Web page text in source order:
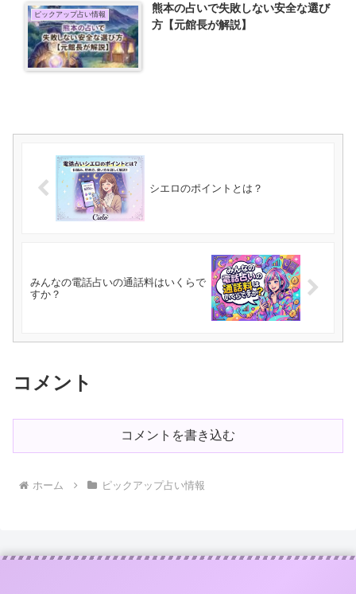
ピックアップ占い情報
熊本の占いで失敗しない安全な選び
方【元館長が解説】
シエロのポイントとは？
みんなの電話占いの通話料はいくらで
すか？
コメント
コメントを書き込む
ホーム ピックアップ占い情報